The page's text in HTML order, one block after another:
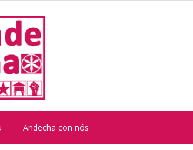
ASTUR
Andecha con nós